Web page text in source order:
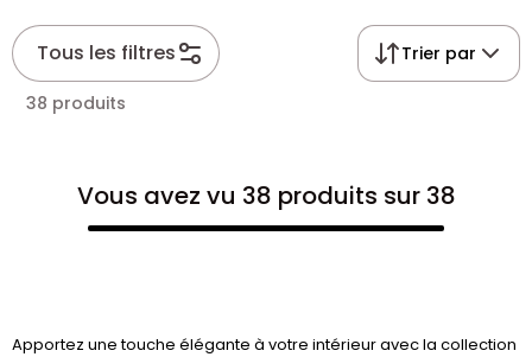
Tous les filtres Trier par
38 produits
Vous avez vu 38 produits sur 38
Apportez une touche élégante à votre intérieur avec la collection